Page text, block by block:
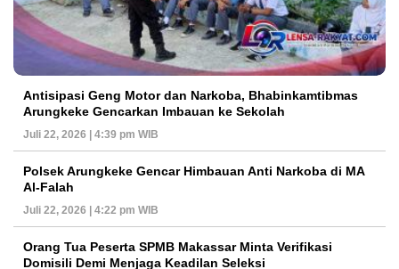
Antisipasi Geng Motor dan Narkoba, Bhabinkamtibmas
Arungkeke Gencarkan Imbauan ke Sekolah
Juli 22, 2026 | 4:39 pm WIB
Polsek Arungkeke Gencar Himbauan Anti Narkoba di MA
Al-Falah
Juli 22, 2026 | 4:22 pm WIB
Orang Tua Peserta SPMB Makassar Minta Verifikasi
Domisili Demi Menjaga Keadilan Seleksi